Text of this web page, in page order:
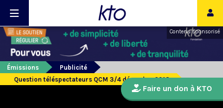
Contenu sponsorisé
Émissions
Publicité
Question téléspectateurs QCM 3/4 décembre 2018
Faire un don à KTO